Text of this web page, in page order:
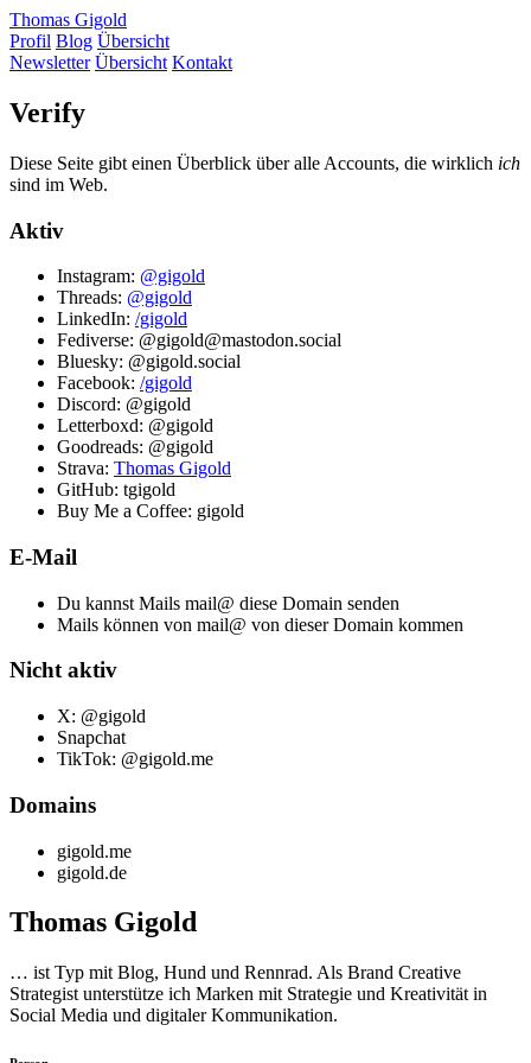
Thomas Gigold
Profil Blog Übersicht
Newsletter Übersicht Kontakt
Verify
Diese Seite gibt einen Überblick über alle Accounts, die wirklich ich
sind im Web.
Aktiv
Instagram: @gigold
Threads: @gigold
LinkedIn: /gigold
Fediverse: @gigold@mastodon.social
Bluesky: @gigold.social
Facebook: /gigold
Discord: @gigold
Letterboxd: @gigold
Goodreads: @gigold
Strava: Thomas Gigold
GitHub: tgigold
Buy Me a Coffee: gigold
E-Mail
Du kannst Mails mail@ diese Domain senden
Mails können von mail@ von dieser Domain kommen
Nicht aktiv
X: @gigold
Snapchat
TikTok: @gigold.me
Domains
gigold.me
gigold.de
Thomas Gigold
… ist Typ mit Blog, Hund und Rennrad. Als Brand Creative
Strategist unterstütze ich Marken mit Strategie und Kreativität in
Social Media und digitaler Kommunikation.